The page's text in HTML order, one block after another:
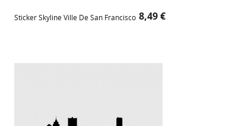
Sticker Skyline Ville De San Francisco Prix
8,49 €